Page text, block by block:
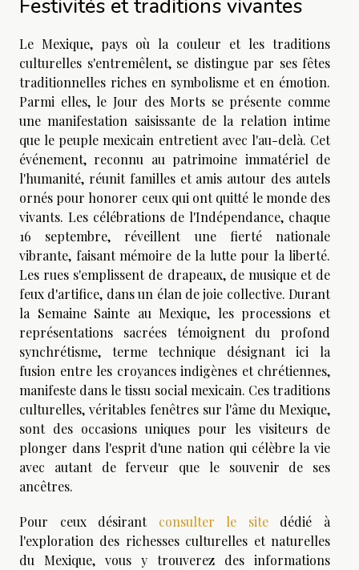
Festivités et traditions vivantes
Le Mexique, pays où la couleur et les traditions
culturelles s'entremêlent, se distingue par ses fêtes
traditionnelles riches en symbolisme et en émotion.
Parmi elles, le Jour des Morts se présente comme
une manifestation saisissante de la relation intime
que le peuple mexicain entretient avec l'au-delà. Cet
événement, reconnu au patrimoine immatériel de
l'humanité, réunit familles et amis autour des autels
ornés pour honorer ceux qui ont quitté le monde des
vivants. Les célébrations de l'Indépendance, chaque
16 septembre, réveillent une fierté nationale
vibrante, faisant mémoire de la lutte pour la liberté.
Les rues s'emplissent de drapeaux, de musique et de
feux d'artifice, dans un élan de joie collective. Durant
la Semaine Sainte au Mexique, les processions et
représentations sacrées témoignent du profond
synchrétisme, terme technique désignant ici la
fusion entre les croyances indigènes et chrétiennes,
manifeste dans le tissu social mexicain. Ces traditions
culturelles, véritables fenêtres sur l'âme du Mexique,
sont des occasions uniques pour les visiteurs de
plonger dans l'esprit d'une nation qui célèbre la vie
avec autant de ferveur que le souvenir de ses
ancêtres.
Pour ceux désirant consulter le sitedédié à
l'exploration des richesses culturelles et naturelles
du Mexique, vous y trouverez des informations